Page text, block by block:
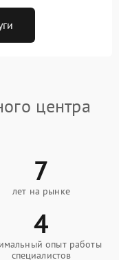
центра
7
лет на рынке
4
опыт работы
специалистов